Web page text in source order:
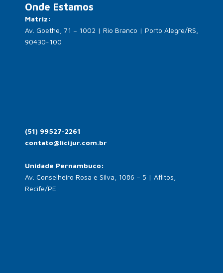
Onde Estamos
Matriz:
Av. Goethe, 71 – 1002 | Rio Branco | Porto Alegre/RS,
90430-100
(51) 99527-2261
contato@licijur.com.br
Unidade Pernambuco:
Av. Conselheiro Rosa e Silva, 1086 – 5 | Aflitos,
Recife/PE